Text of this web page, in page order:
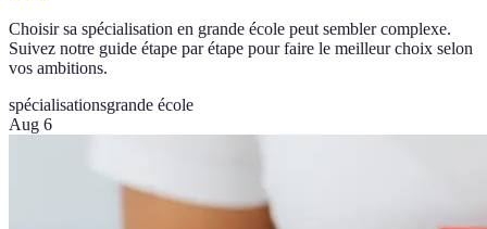
Choisir sa spécialisation en grande école peut sembler complexe.
Suivez notre guide étape par étape pour faire le meilleur choix selon
vos ambitions.
spécialisationsgrande école
Aug 6